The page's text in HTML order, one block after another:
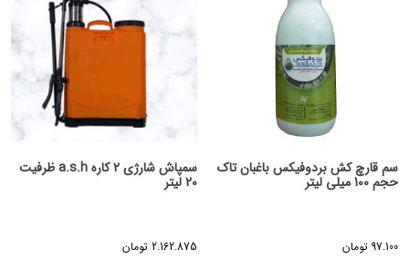
سم قارچ کش بردوفیکس باغبان تاک
حجم 100 میلی لیتر
97.100 تومان
سمپاش شارژی 2 کاره a.s.h ظرفیت
20 لیتر
2.162.875 تومان